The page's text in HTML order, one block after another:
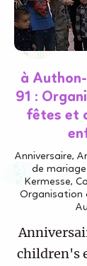
à
91 :
fêtes et
Anniversaire,
de
Kermesse,
Organisation
children's